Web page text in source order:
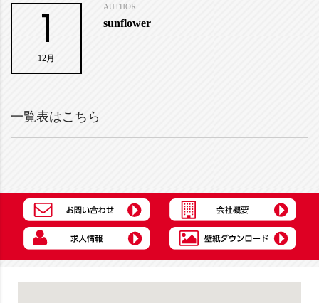
1
12月
AUTHOR:
sunflower
一覧表はこちら